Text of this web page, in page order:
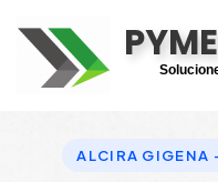
ALCIRA GIGENA